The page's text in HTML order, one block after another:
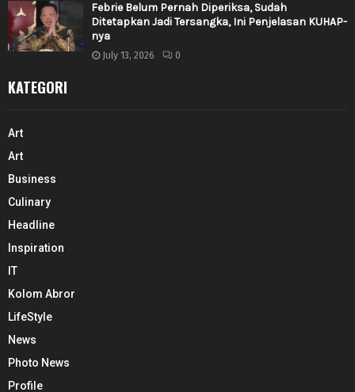
Febrie Belum Pernah Diperiksa, Sudah
Ditetapkan Jadi Tersangka, Ini Penjelasan KUHAP-
nya
July 13, 2026 0
KATEGORI
Art
Art
Business
Culinary
Headline
Inspiration
IT
Kolom Abror
LifeStyle
News
Photo News
Profile